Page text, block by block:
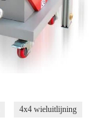
4x4 wieluitlijning